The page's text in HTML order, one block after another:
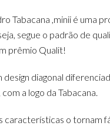
Tabacana ,minii é uma
segue o padrão de
prêmio Qualit!
design diagonal
a logo da Tabacana.
características o tornam